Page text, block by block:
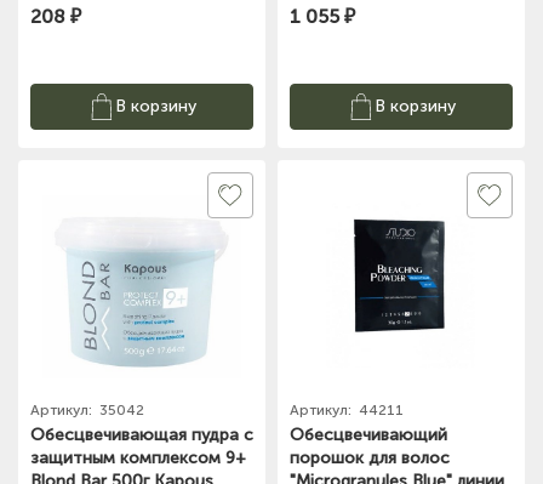
208 ₽
В корзину
500г Studio
1 055 ₽
В корзину
Артикул: 35042
Обесцвечивающая пудра с
защитным комплексом 9+
Артикул: 44211
Обесцвечивающий
порошок для волос